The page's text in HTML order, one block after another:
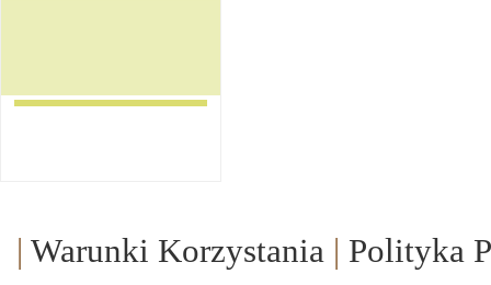
| Warunki Korzystania | Polityka